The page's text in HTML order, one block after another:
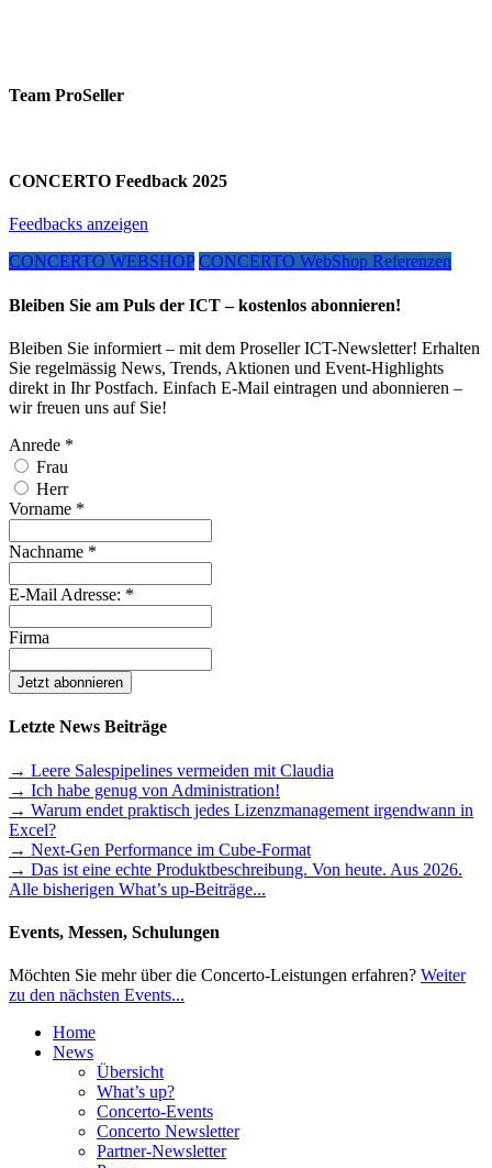
Team ProSeller
CONCERTO Feedback 2025
Feedbacks anzeigen
CONCERTO WEBSHOP CONCERTO WebShop Referenzen
Bleiben Sie am Puls der ICT – kostenlos abonnieren!
Bleiben Sie informiert – mit dem Proseller ICT-Newsletter! Erhalten
Sie regelmässig News, Trends, Aktionen und Event-Highlights
direkt in Ihr Postfach. Einfach E-Mail eintragen und abonnieren –
wir freuen uns auf Sie!
Anrede *
Frau
Herr
Vorname *
Nachname *
E-Mail Adresse: *
Firma
Letzte News Beiträge
→ Leere Salespipelines vermeiden mit Claudia
→ Ich habe genug von Administration!
→ Warum endet praktisch jedes Lizenzmanagement irgendwann in
Excel?
→ Next-Gen Performance im Cube-Format
→ Das ist eine echte Produktbeschreibung. Von heute. Aus 2026.
Alle bisherigen What’s up-Beiträge...
Events, Messen, Schulungen
Möchten Sie mehr über die Concerto-Leistungen erfahren? Weiter
zu den nächsten Events...
Home
News
Übersicht
What’s up?
Concerto-Events
Concerto Newsletter
Partner-Newsletter